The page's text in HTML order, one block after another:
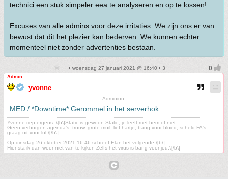
technici een stuk simpeler eea te analyseren en op te lossen!
Excuses van alle admins voor deze irritaties. We zijn ons er van
bewust dat dit het plezier kan bederven. We kunnen echter
momenteel niet zonder advertenties bestaan.
• woensdag 27 januari 2021 @ 16:40 • 3
Admin
yvonne
Adminion.
MED / *Downtime* Gerommel in het serverhok
Yvonne riep ergens: \[b\]Static is gewoon Static, je leeft met hem of niet.
Geen verborgen agenda's, trouw, grote muil, lief hartje, bang voor bloed, scheld FA's
graag uit voor lul.\[/b\]
Op dinsdag 26 oktober 2021 16:46 schreef Elan het volgende:\[b\]
Hier sta ik dan weer niet van te kijken Zelfs het virus is bang voor jou.\[/b\]